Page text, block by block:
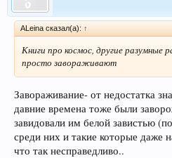
ALeina сказал(а): ↑
Книги про космос, другие разумные
просто завораживают
Завораживание- от недостатка
давние времена тоже были
завидовали им белой завистью
среди них и такие которые даже
что так несправедливо..